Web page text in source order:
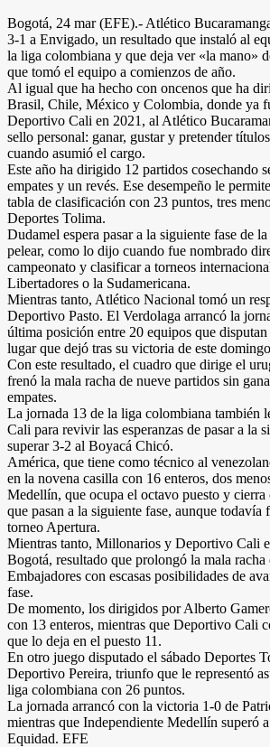
Bogotá, 24 mar (EFE).- Atlético
3-1 a Envigado, un resultado que instaló al
la liga colombiana y que deja ver «la mano»
que tomó el equipo a comienzos de año.
Al igual que ha hecho con oncenos que ha
Brasil, Chile, México y Colombia, donde ya
Deportivo Cali en 2021, al Atlético
sello personal: ganar, gustar y pretender
cuando asumió el cargo.
Este año ha dirigido 12 partidos cosechando
empates y un revés. Ese desempeño le
tabla de clasificación con 23 puntos, tres
Deportes Tolima.
Dudamel espera pasar a la siguiente fase de
pelear, como lo dijo cuando fue nombrado
campeonato y clasificar a torneos
Libertadores o la Sudamericana.
Mientras tanto, Atlético Nacional tomó un
Deportivo Pasto. El Verdolaga arrancó la
última posición entre 20 equipos que
lugar que dejó tras su victoria de este
Con este resultado, el cuadro que dirige el
frenó la mala racha de nueve partidos sin
empates.
La jornada 13 de la liga colombiana también
Cali para revivir las esperanzas de pasar a la
superar 3-2 al Boyacá Chicó.
América, que tiene como técnico al
en la novena casilla con 16 enteros, dos
Medellín, que ocupa el octavo puesto y cierra
que pasan a la siguiente fase, aunque todavía
torneo Apertura.
Mientras tanto, Millonarios y Deportivo Cali
Bogotá, resultado que prolongó la mala racha
Embajadores con escasas posibilidades de
fase.
De momento, los dirigidos por Alberto
con 13 enteros, mientras que Deportivo Cali
que lo deja en el puesto 11.
En otro juego disputado el sábado Deportes
Deportivo Pereira, triunfo que le representó
liga colombiana con 26 puntos.
La jornada arrancó con la victoria 1-0 de
mientras que Independiente Medellín superó
Equidad. EFE